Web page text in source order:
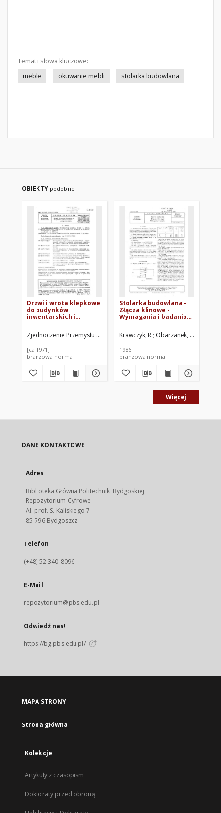
Temat i słowa kluczowe:
meble
okuwanie mebli stolarka budowlana
OBIEKTY podobne
Drzwi i wrota klepkowe
do budynków
inwentarskich i
69/7151-05
Zjednoczenie Przemysłu Stolarki Budowlanej. Oprac.
[ca 1971]
branżowa norma
Stolarka budowlana -
Złącza klinowe -
Wymagania i badania
Krawczyk, R. Obarzanek, A.
1986
branżowa norma
Więcej
DANE KONTAKTOWE
Adres
Biblioteka Główna Politechniki Bydgoskiej
Repozytorium Cyfrowe
Al. prof. S. Kaliskiego 7
85-796 Bydgoszcz
Telefon
(+48) 52 340-8096
E-Mail
repozytorium@pbs.edu.pl
Odwiedź nas!
https://bg.pbs.edu.pl/
MAPA STRONY
Strona główna
Kolekcje
Artykuły z czasopism
Doktoraty przed obroną